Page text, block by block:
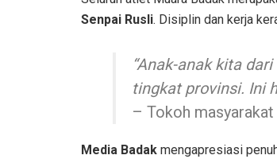
Senpai Rusli. Disiplin dan kerja
“Anak-anak kita
tingkat provinsi. Ini
– Tokoh masyarakat
Media Badak mengapresiasi